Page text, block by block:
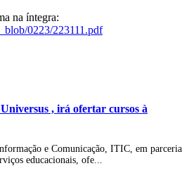
na íntegra:
0223/223111.pdf
, irá ofertar cursos à
e Comunicação, ITIC, em parceria
educacionais, ofe...